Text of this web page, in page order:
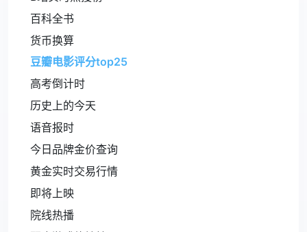
百科全书
货币换算
豆瓣电影评分top25
高考倒计时
历史上的今天
语音报时
今日品牌金价查询
黄金实时交易行情
即将上映
院线热播